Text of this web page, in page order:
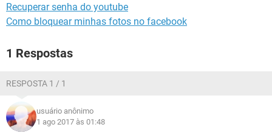
Recuperar senha do youtube
Como bloquear minhas fotos no facebook
1 Respostas
RESPOSTA 1 / 1
usuário anônimo
1 ago 2017 às 01:48